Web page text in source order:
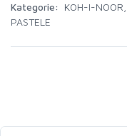
Kategorie:
KOH-I-NOOR
PASTELE